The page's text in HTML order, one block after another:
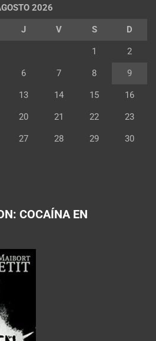
2026
J V S D
1 2
6 7 8 9
13 14 15 16
20 21 22 23
27 28 29 30
COCAÍNA EN